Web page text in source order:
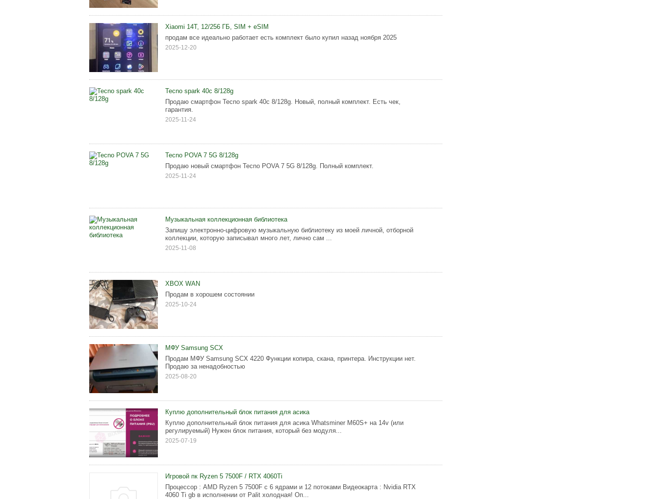
Xiaomi 14T, 12/256 ГБ, SIM + eSIM
продам все идеально работает есть комплект было купил назад ноября 2025
2025-12-20
Tecno spark 40c 8/128g
Продаю смартфон Tecno spark 40c 8/128g. Новый, полный комплект. Есть чек,
гарантия.
2025-11-24
Tecno POVA 7 5G 8/128g
Продаю новый смартфон Tecno POVA 7 5G 8/128g. Полный комплект.
2025-11-24
Музыкальная коллекционная библиотека
Запишу электронно-цифровую музыкальную библиотеку из моей личной, отборной
коллекции, которую записывал много лет, лично сам ...
2025-11-08
XBOX WAN
Продам в хорошем состоянии
2025-10-24
МФУ Samsung SCX
Продам МФУ Samsung SCX 4220 Функции копира, скана, принтера. Инструкции нет.
Продаю за ненадобностью
2025-08-20
Куплю дополнительный блок питания для асика
Куплю дополнительный блок питания для асика Whatsminer M60S+ на 14v (или
регулируемый) Нужен блок питания, который без модуля...
2025-07-19
Игровой пк Ryzen 5 7500F / RTX 4060Ti
Процессор : АМD Ryzеn 5 7500F с 6 ядрами и 12 потоками Видеокарта : Nvidiа RТХ
4060 Тi gb в исполнении от Раlit холодная! Оп...